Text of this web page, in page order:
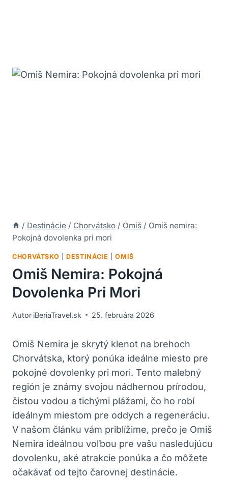
/ Destinácie / Chorvátsko / Omiš / Omiš nemira:
Pokojná dovolenka pri mori
CHORVÁTSKO |DESTINÁCIE |OMIŠ
Omiš Nemira: Pokojná
Dovolenka Pri Mori
Autor iBeriaTravel.sk 25. februára 2026
Omiš⁢ Nemira je skrytý ‌klenot na ⁣brehoch​
Chorvátska,⁤ ktorý ⁢ponúka ideálne miesto pre
pokojné dovolenky pri mori. ⁣Tento‍ malebný‌
región je známy svojou nádhernou prírodou,
čistou‍ vodou a tichými​ plážami,‍ čo ho robí
ideálnym miestom pre ​oddych a regeneráciu.
V ‍našom článku vám priblížime, prečo‌ je Omiš
Nemira ⁢ideálnou voľbou pre⁤ vašu nasledujúcu
dovolenku, aké atrakcie ponúka a čo⁤ môžete
očakávať od ‌tejto čarovnej destinácie.